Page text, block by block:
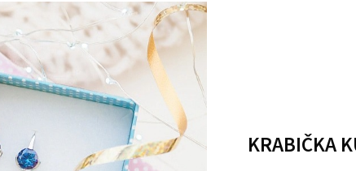
KRABIČKA